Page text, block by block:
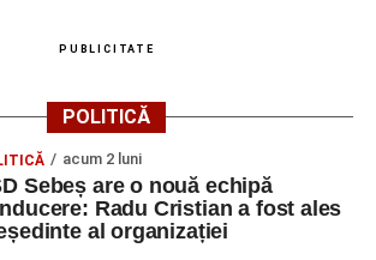
PUBLICITATE
POLITICĂ
acum 2 luni
Sebeș are o nouă echipă
Radu Cristian a fost ales
al organizației